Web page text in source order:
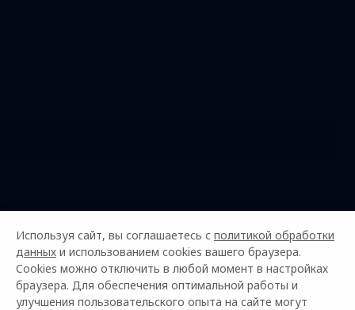
Используя сайт, вы соглашаетесь с политикой обработки
данных и использованием cookies вашего браузера.
Cookies можно отключить в любой момент в настройках
браузера. Для обеспечения оптимальной работы и
улучшения пользовательского опыта на сайте могут